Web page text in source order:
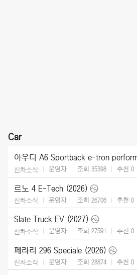
Car
신차소식 운영자 조회 35398 추천 0
르노 4 E-Tech (2026)
신차소식 운영자 조회 26706 추천 0
Slate Truck EV (2027)
신차소식 운영자 조회 27591 추천 0
페라리 296 Speciale (2026)
신차소식 운영자 조회 28874 추천 0